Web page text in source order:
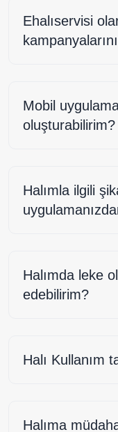
Ehalıservisi
Mobil
oluşturabilirim?
Halımla ilgili
Halımda leke
edebilirim?
Halı Kullanım
Halıma